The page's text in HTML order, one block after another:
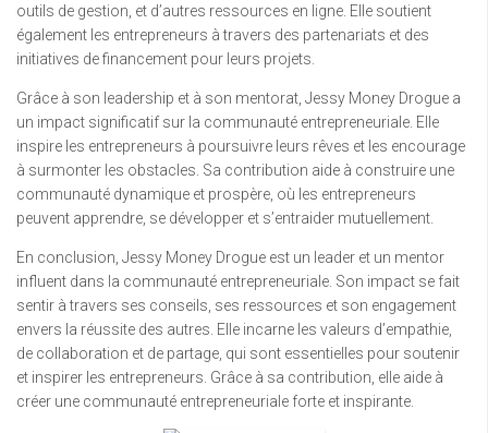
outils de gestion, et d’autres ressources en ligne. Elle soutient
également les entrepreneurs à travers des partenariats et des
initiatives de financement pour leurs projets.
Grâce à son leadership et à son mentorat, Jessy Money Drogue a
un impact significatif sur la communauté entrepreneuriale. Elle
inspire les entrepreneurs à poursuivre leurs rêves et les encourage
à surmonter les obstacles. Sa contribution aide à construire une
communauté dynamique et prospère, où les entrepreneurs
peuvent apprendre, se développer et s’entraider mutuellement.
En conclusion, Jessy Money Drogue est un leader et un mentor
influent dans la communauté entrepreneuriale. Son impact se fait
sentir à travers ses conseils, ses ressources et son engagement
envers la réussite des autres. Elle incarne les valeurs d’empathie,
de collaboration et de partage, qui sont essentielles pour soutenir
et inspirer les entrepreneurs. Grâce à sa contribution, elle aide à
créer une communauté entrepreneuriale forte et inspirante.